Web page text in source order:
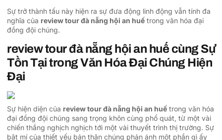
Sự trở thành tấu này hiện ra sự đưa động linh động vẫn tính đa
nghĩa của review tour đà nẵng hội an huế trong văn hóa đại
đồng đội chúng.
review tour đà nẵng hội an huế cùng Sự
Tồn Tại trong Văn Hóa Đại Chúng Hiện
Đại
Sự hiện diện của review tour đà nẵng hội an huế trong văn hóa
đại đồng đội chúng sang trọng khôn cùng phổ quát, từ một vài
chiến thắng nghịch nghịch tới một vài thuyết trình thị trường. Sự
bật mí của thiết yếu bản thân chúng phản ánh một phần gì ấy